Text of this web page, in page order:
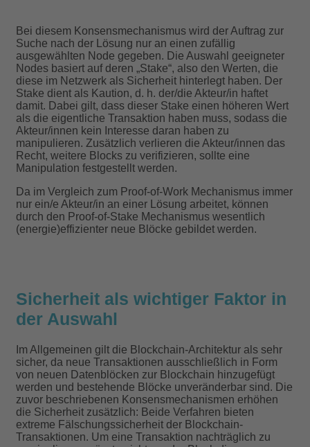
Bei diesem Konsensmechanismus wird der Auftrag zur
Suche nach der Lösung nur an einen zufällig
ausgewählten Node gegeben. Die Auswahl geeigneter
Nodes basiert auf deren „Stake“, also den Werten, die
diese im Netzwerk als Sicherheit hinterlegt haben. Der
Stake dient als Kaution, d. h. der/die Akteur/in haftet
damit. Dabei gilt, dass dieser Stake einen höheren Wert
als die eigentliche Transaktion haben muss, sodass die
Akteur/innen kein Interesse daran haben zu
manipulieren. Zusätzlich verlieren die Akteur/innen das
Recht, weitere Blocks zu verifizieren, sollte eine
Manipulation festgestellt werden.
Da im Vergleich zum Proof-of-Work Mechanismus immer
nur ein/e Akteur/in an einer Lösung arbeitet, können
durch den Proof-of-Stake Mechanismus wesentlich
(energie)effizienter neue Blöcke gebildet werden.
Sicherheit als wichtiger Faktor in
der Auswahl
Im Allgemeinen gilt die Blockchain-Architektur als sehr
sicher, da neue Transaktionen ausschließlich in Form
von neuen Datenblöcken zur Blockchain hinzugefügt
werden und bestehende Blöcke unveränderbar sind. Die
zuvor beschriebenen Konsensmechanismen erhöhen
die Sicherheit zusätzlich: Beide Verfahren bieten
extreme Fälschungssicherheit der Blockchain-
Transaktionen. Um eine Transaktion nachträglich zu